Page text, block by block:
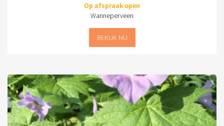
Op afspraak open
Wanneperveen
BEKIJK NU